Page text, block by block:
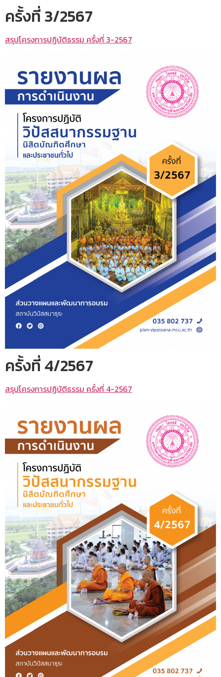
ครั้งที่ 3/2567
สรุปโครงการปฏิบัติธรรม ครั้งที่ 3-2567
ครั้งที่ 4/2567
สรุปโครงการปฏิบัติธรรม ครั้งที่ 4-2567